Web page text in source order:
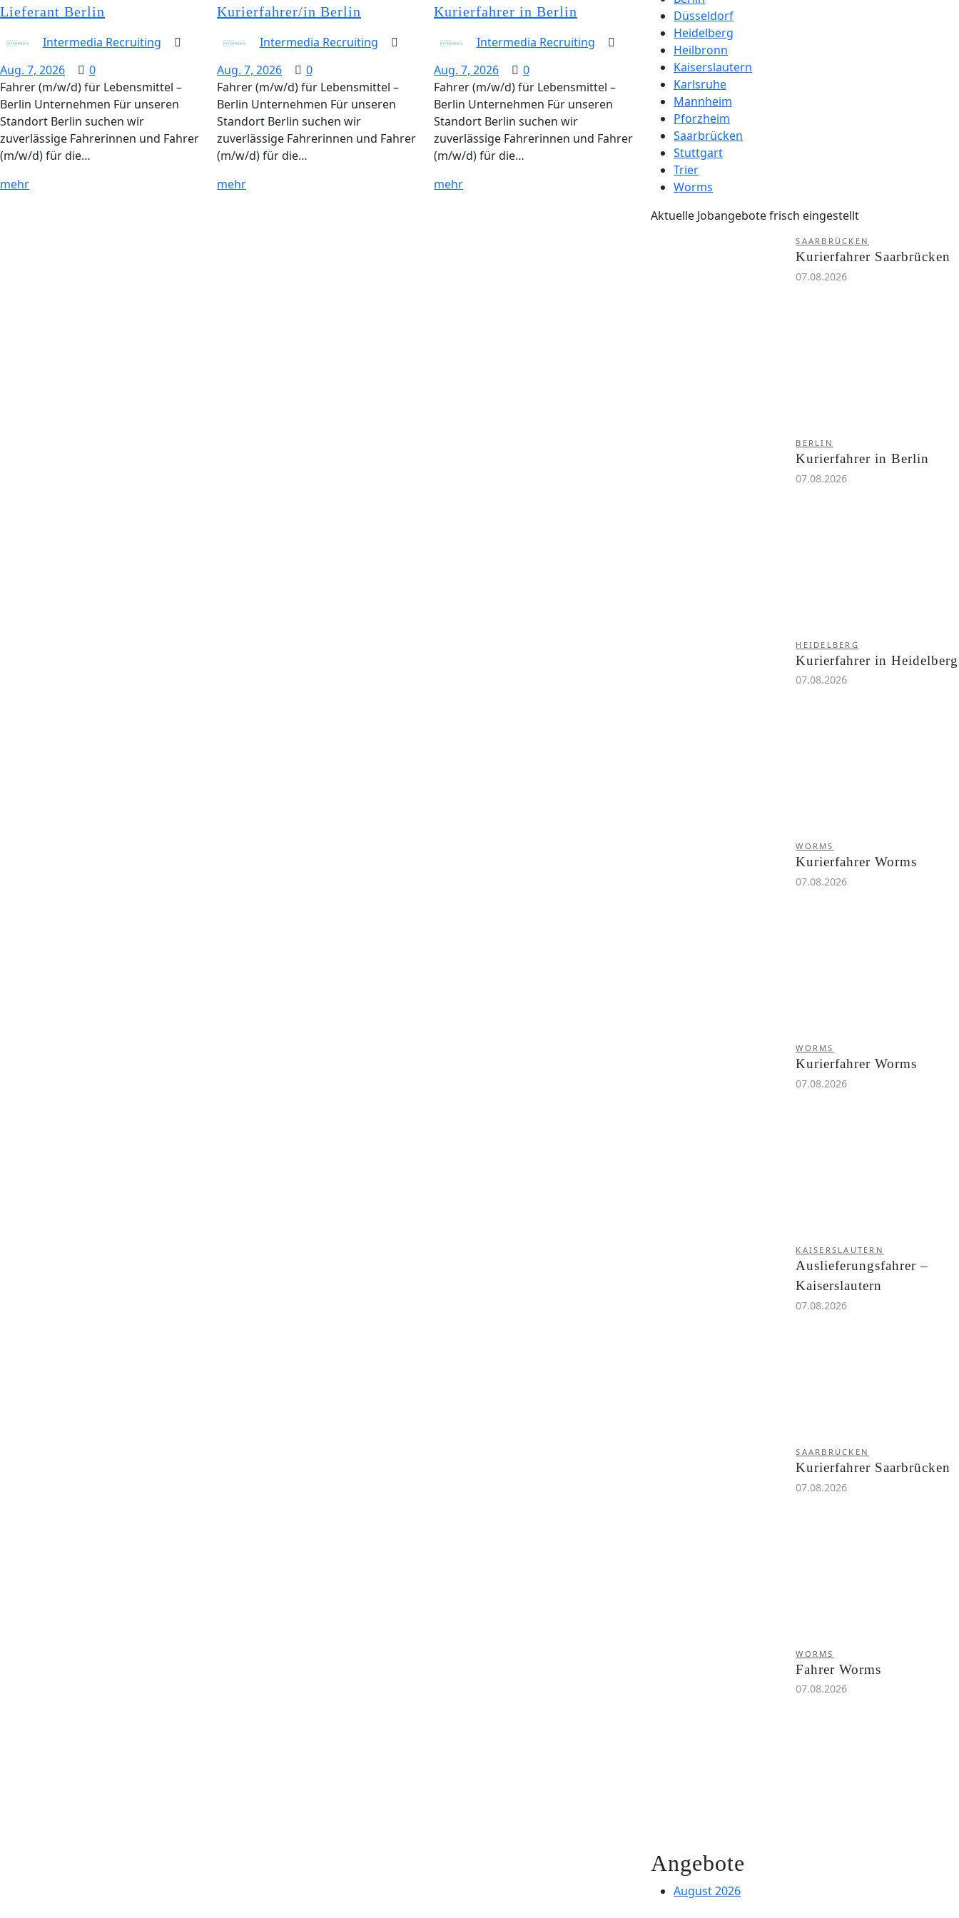
Lieferant Berlin
Intermedia Recruiting
Aug. 7, 2026
0
Fahrer (m/w/d) für Lebensmittel –
Berlin Unternehmen Für unseren
Standort Berlin suchen wir
zuverlässige Fahrerinnen und Fahrer
(m/w/d) für die…
mehr
Kurierfahrer/in Berlin
Intermedia Recruiting
Aug. 7, 2026
0
Fahrer (m/w/d) für Lebensmittel –
Berlin Unternehmen Für unseren
Standort Berlin suchen wir
zuverlässige Fahrerinnen und Fahrer
(m/w/d) für die…
mehr
Kurierfahrer in Berlin
Intermedia Recruiting
Aug. 7, 2026
0
Fahrer (m/w/d) für Lebensmittel –
Berlin Unternehmen Für unseren
Standort Berlin suchen wir
zuverlässige Fahrerinnen und Fahrer
(m/w/d) für die…
mehr
Düsseldorf
Heidelberg
Heilbronn
Kaiserslautern
Karlsruhe
Mannheim
Pforzheim
Saarbrücken
Stuttgart
Trier
Worms
Aktuelle Jobangebote frisch eingestellt
SAARBRÜCKEN
Kurierfahrer Saarbrücken
07.08.2026
BERLIN
Kurierfahrer in Berlin
07.08.2026
HEIDELBERG
Kurierfahrer in Heidelberg
07.08.2026
WORMS
Kurierfahrer Worms
07.08.2026
WORMS
Kurierfahrer Worms
07.08.2026
KAISERSLAUTERN
Auslieferungsfahrer –
Kaiserslautern
07.08.2026
SAARBRÜCKEN
Kurierfahrer Saarbrücken
07.08.2026
WORMS
Fahrer Worms
07.08.2026
Angebote
August 2026